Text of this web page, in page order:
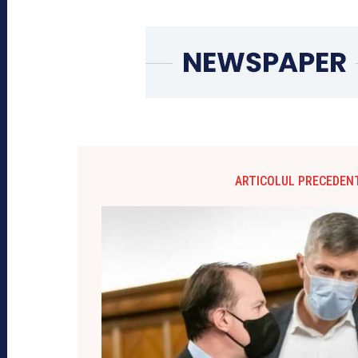
ARTICOLUL